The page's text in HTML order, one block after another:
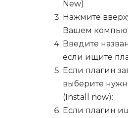
New)
Нажмите
Вашем
Введите
если ищите
Если плагин
выберите
(Install now):
Если плагин